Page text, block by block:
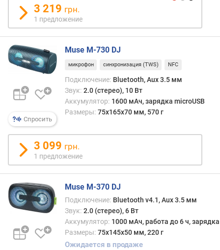
в
п
о
т
з
в
а
м
п
о
д
а
т
е
о
б
3 219 грн.
1 предложение
Спросить
Muse M-730 DJ
микрофон синхронизация (TWS) NFC
Подключение: Bluetooth, Aux 3.5 мм
Звук: 2.0 (стерео), 10 Вт
Аккумулятор: 1600 мАч, зарядка microUSB
Размеры: 75х165х70 мм, 570 г
3 099 грн.
1 предложение
Muse M-370 DJ
Подключение: Bluetooth v4.1, Aux 3.5 мм
Звук: 2.0 (стерео), 6 Вт
Аккумулятор: 1000 мАч, работа до 6 ч,
Размеры: 75х145х50 мм, 220 г
Ожидается в продаже